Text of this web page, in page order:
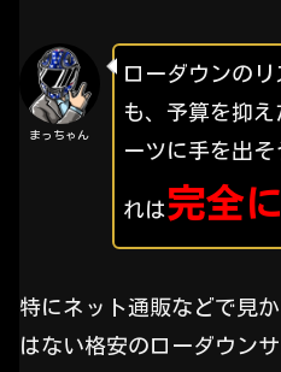
まっちゃん
ローダウンの
も、予算を抑
ーツに手を出
れは 完全
特にネット通販などで見
はない格安のローダウン